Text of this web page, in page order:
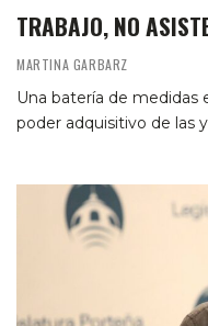
TRABAJO, NO
MARTINA GARBARZ
Una batería de medidas
poder adquisitivo de las